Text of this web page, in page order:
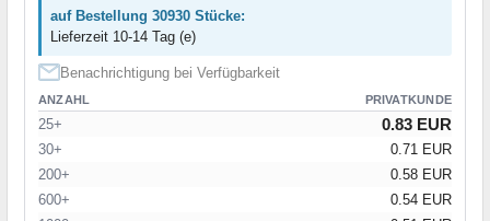
auf Bestellung 30930 Stücke:
Lieferzeit 10-14 Tag (e)
Benachrichtigung bei Verfügbarkeit
ANZAHL PRIVATKUNDE
25+ 0.83 EUR
30+
0.71 EUR
200+
0.58 EUR
600+
0.54 EUR